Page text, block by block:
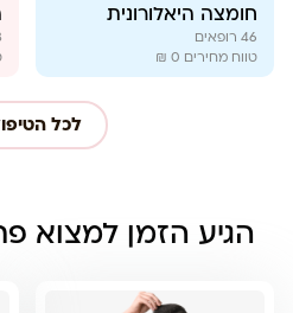
חומצה היאלורונית
46 רופאים
טווח מחירים 0 ₪
לכל
הגיע הזמן למצוא